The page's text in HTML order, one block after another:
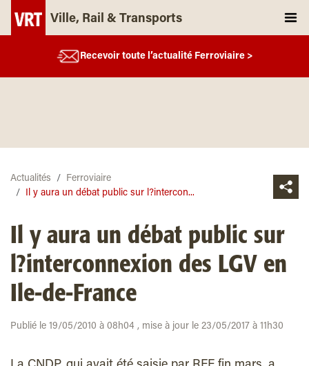
Ville, Rail & Transports
Recevoir toute l’actualité Ferroviaire >
Actualités
Ferroviaire
Il y aura un débat public sur l?intercon...
Il y aura un débat public sur
l?interconnexion des LGV en
Ile-de-France
Publié le 19/05/2010 à 08h04 , mise à jour le 23/05/2017 à 11h30